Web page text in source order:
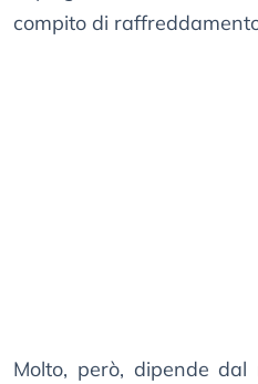
compito di
Molto, però, dipende dal